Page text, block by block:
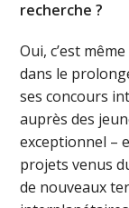
recherche ?
Oui, c’est
dans le
ses concours
auprès des
exceptionnel –
projets venus
de nouveaux